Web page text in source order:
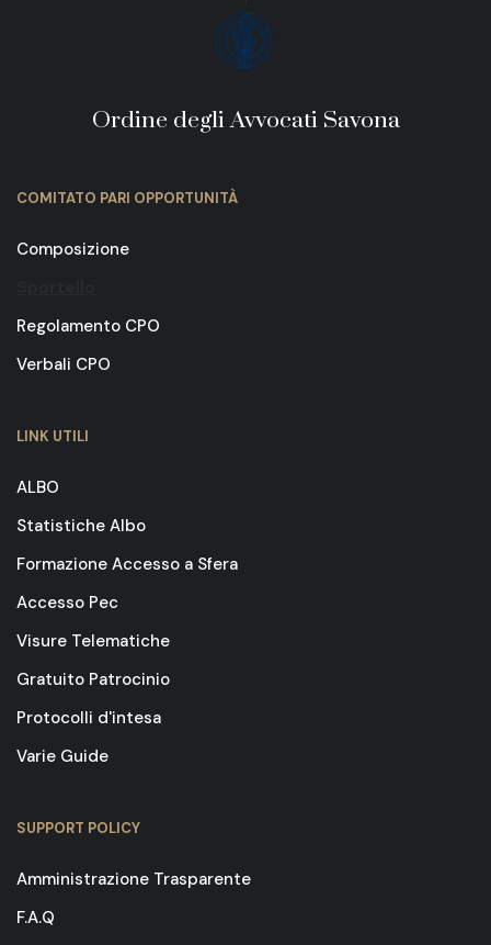
Ordine degli Avvocati Savona
COMITATO PARI OPPORTUNITÀ
Composizione
Regolamento CPO
Verbali CPO
LINK UTILI
ALBO
Statistiche Albo
Formazione Accesso a Sfera
Accesso Pec
Visure Telematiche
Gratuito Patrocinio
Protocolli d'intesa
Varie Guide
SUPPORT POLICY
Amministrazione Trasparente
F.A.Q